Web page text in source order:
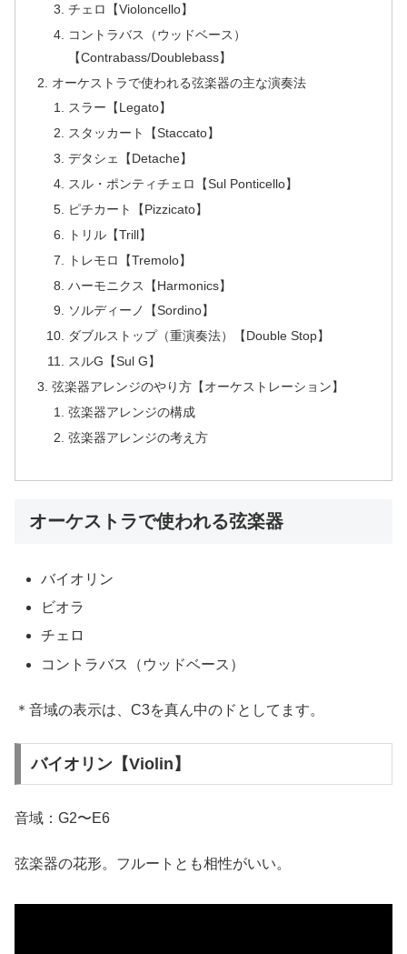
チェロ【Violoncello】
コントラバス（ウッドベース）
【Contrabass/Doublebass】
オーケストラで使われる弦楽器の主な演奏法
スラー【Legato】
スタッカート【Staccato】
デタシェ【Detache】
スル・ポンティチェロ【Sul Ponticello】
ピチカート【Pizzicato】
トリル【Trill】
トレモロ【Tremolo】
ハーモニクス【Harmonics】
ソルディーノ【Sordino】
ダブルストップ（重演奏法）【Double Stop】
スルG【Sul G】
弦楽器アレンジのやり方【オーケストレーション】
弦楽器アレンジの構成
弦楽器アレンジの考え方
オーケストラで使われる弦楽器
バイオリン
ビオラ
チェロ
コントラバス（ウッドベース）
＊音域の表示は、C3を真ん中のドとしてます。
バイオリン【Violin】
音域：G2〜E6
弦楽器の花形。フルートとも相性がいい。